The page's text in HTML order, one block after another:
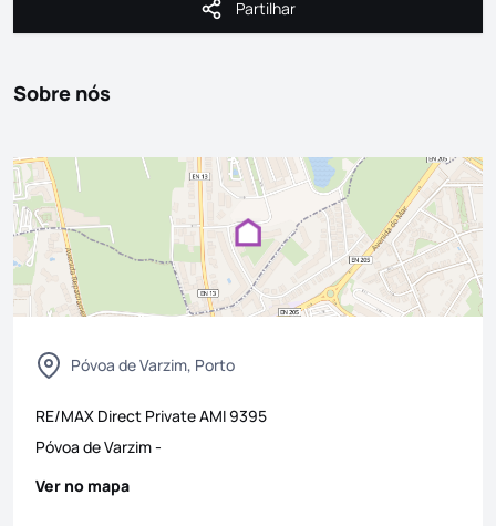
Partilhar
Partilhar
Sobre nós
Póvoa de Varzim, Porto
RE/MAX Direct PrivateAMI9395
Póvoa de Varzim-
Ver no mapa